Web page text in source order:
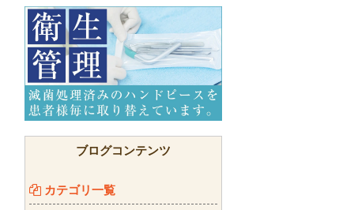
ブログコンテンツ
カテゴリ一覧